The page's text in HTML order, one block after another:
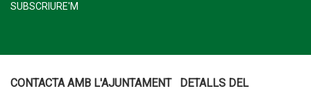
SUBSCRIURE'M
CONTACTA AMB L'AJUNTAMENT
DETALLS DEL